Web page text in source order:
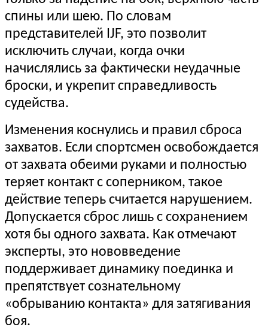
спины или шею. По словам
представителей IJF, это позволит
исключить случаи, когда очки
начислялись за фактически неудачные
броски, и укрепит справедливость
судейства.
Изменения коснулись и правил сброса
захватов. Если спортсмен освобождается
от захвата обеими руками и полностью
теряет контакт с соперником, такое
действие теперь считается нарушением.
Допускается сброс лишь с сохранением
хотя бы одного захвата. Как отмечают
эксперты, это нововведение
поддерживает динамику поединка и
препятствует сознательному
«обрыванию контакта» для затягивания
боя.